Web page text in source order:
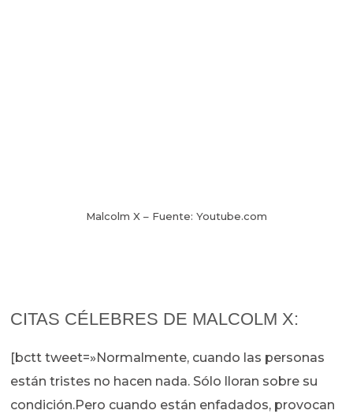
Malcolm X – Fuente: Youtube.com
CITAS CÉLEBRES DE MALCOLM X:
[bctt tweet=»Normalmente, cuando las personas
están tristes no hacen nada. Sólo lloran sobre su
condición.Pero cuando están enfadados, provocan